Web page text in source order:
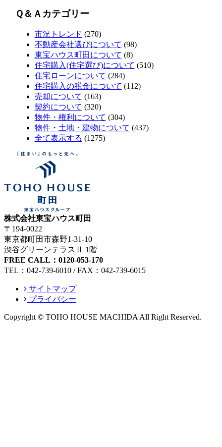
Ｑ＆Ａカテゴリー
市況トレンド (270)
不動産会社選びについて (98)
東宝ハウス町田について (8)
住宅購入(住宅選び)について (510)
住宅ローンについて (284)
住宅購入の税金について (112)
売却について (163)
契約について (320)
物件・権利について (304)
物件・土地・建物について (437)
全て表示する (1275)
株式会社東宝ハウス町田
〒194-0022
東京都町田市森野1-31-10
渋谷グリーンテラスⅡ 1階
FREE CALL：0120-053-170
TEL：042-739-6010 / FAX：042-739-6015
サイトマップ
プライバシー
Copyright © TOHO HOUSE MACHIDA All Right Reserved.